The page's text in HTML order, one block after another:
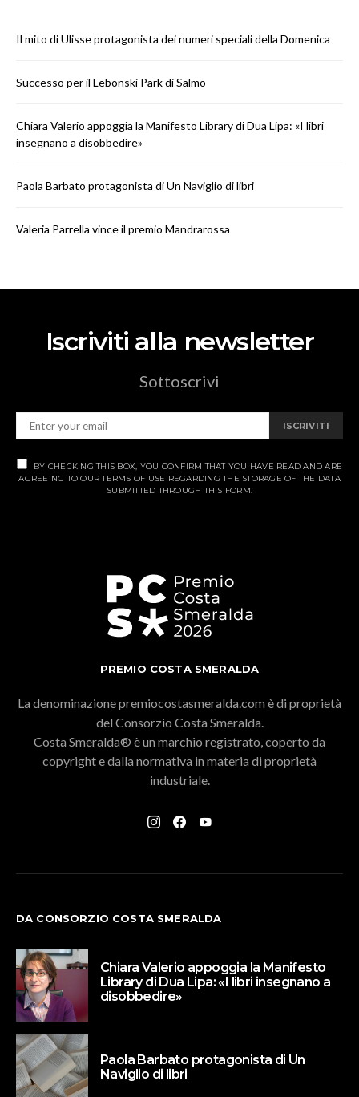
Il mito di Ulisse protagonista dei numeri speciali della Domenica
Successo per il Lebonski Park di Salmo
Chiara Valerio appoggia la Manifesto Library di Dua Lipa: «I libri
insegnano a disobbedire»
Paola Barbato protagonista di Un Naviglio di libri
Valeria Parrella vince il premio Mandrarossa
Iscriviti alla newsletter
Sottoscrivi
ISCRIVITI
BY CHECKING THIS BOX, YOU CONFIRM THAT YOU HAVE READ AND ARE
AGREEING TO OUR TERMS OF USE REGARDING THE STORAGE OF THE DATA
SUBMITTED THROUGH THIS FORM.
PREMIO COSTA SMERALDA
La denominazione premiocostasmeralda.com è di proprietà
del Consorzio Costa Smeralda.
Costa Smeralda® è un marchio registrato, coperto da
copyright e dalla normativa in materia di proprietà
industriale.
DA CONSORZIO COSTA SMERALDA
Chiara Valerio appoggia la Manifesto
Library di Dua Lipa: «I libri insegnano a
disobbedire»
Paola Barbato protagonista di Un
Naviglio di libri